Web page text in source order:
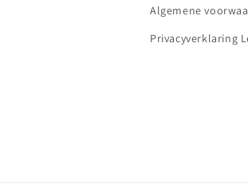
Algemene
Privacyverklaring